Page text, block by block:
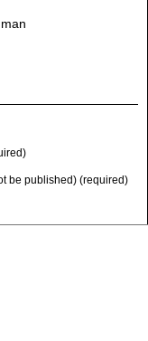
be published) (required)